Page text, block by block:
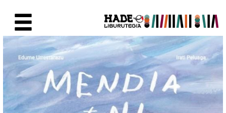
Fiche de Nouveaux Livres -